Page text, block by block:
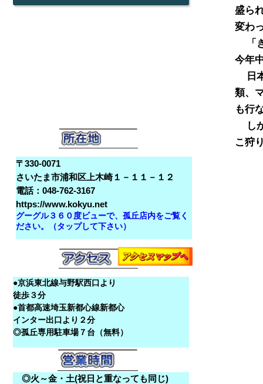
盛ら
変わ
「
今年
日
類、
も行
し
●京浜東北線与野駅西口より
徒歩３分
●首都高速埼玉新都心線新都心
インター出口より２分
◎孤丘専用駐車場７台（無料）
〒330-0071
さいたま市浦和区上木崎１－１１－１２
電話：048-762-3167
https://www.kokyu.net
グーグル３６０度ビューで、孤丘店内をご覧く
ださい。（タップして下さい）
◎火～金・土(祝日と重なっても同じ)